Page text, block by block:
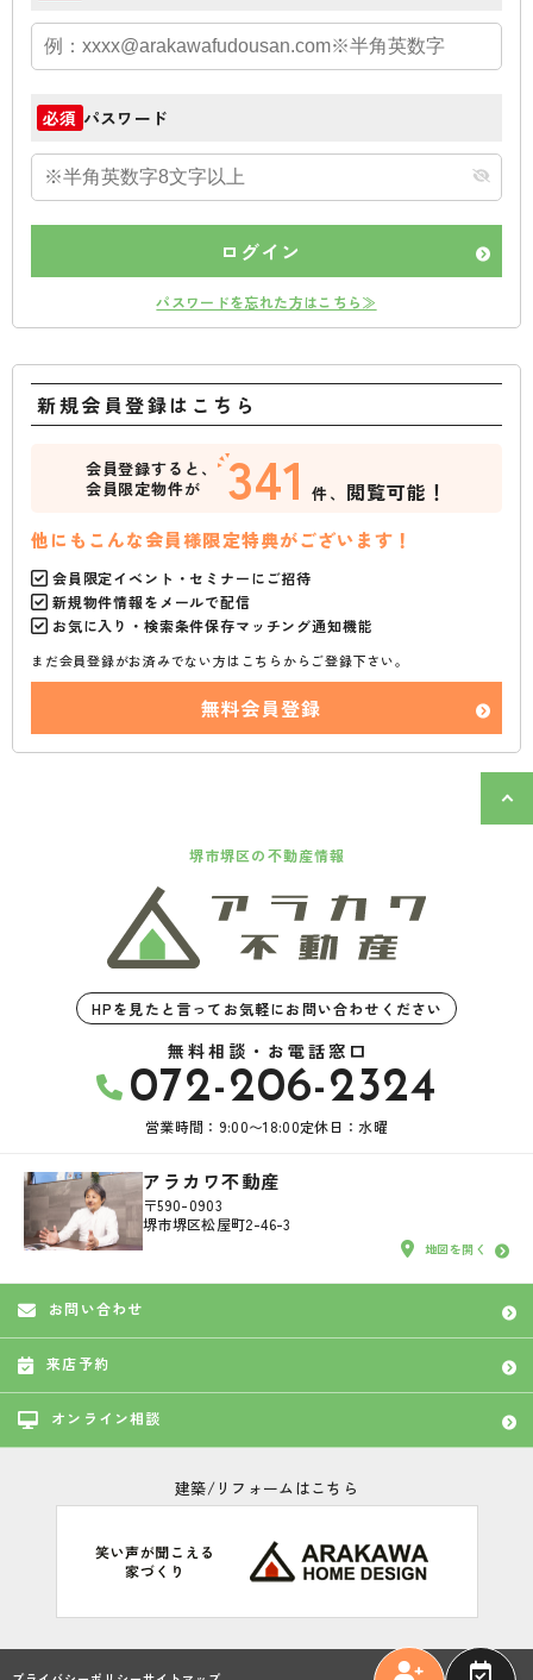
必須 パスワード
ログイン
パスワードを忘れた方はこちら≫
新規会員登録はこちら
会員登録すると、
会員限定物件が
341 件、 閲覧可能！
他にもこんな会員様限定特典がございます！
会員限定イベント・セミナーにご招待
新規物件情報をメールで配信
お気に入り・検索条件保存マッチング通知機能
まだ会員登録がお済みでない方はこちらからご登録下さい。
無料会員登録
堺市堺区の不動産情報
HPを見たと言ってお気軽にお問い合わせください
無料相談・お電話窓口
072-206-2324
営業時間：9:00〜18:00定休日：水曜
アラカワ不動産
〒590-0903
堺市堺区松屋町2-46-3
地図を開く
お問い合わせ
来店予約
オンライン相談
建築/リフォームはこちら